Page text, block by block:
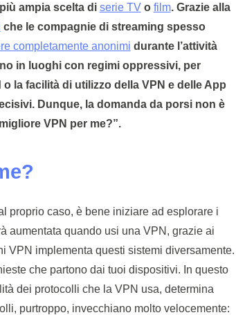
ampia scelta di serie TVo film. Grazie alla
che le compagnie di streaming spesso
completamente anonimi durante l’attività
in luoghi con regimi oppressivi, per
la facilità di utilizzo della VPN e delle App
Dunque, la domanda da porsi non è
VPN per me?”.
proprio caso, è bene iniziare ad esplorare i
aumentata quando usi una VPN, grazie ai
VPN implementa questi sistemi diversamente.
che partono dai tuoi dispositivi. In questo
dei protocolli che la VPN usa, determina
purtroppo, invecchiano molto velocemente: